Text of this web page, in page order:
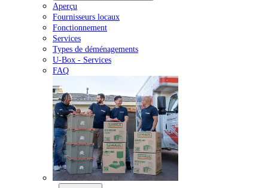
Aperçu
Fournisseurs locaux
Fonctionnement
Services
Types de déménagements
U-Box - Services
FAQ